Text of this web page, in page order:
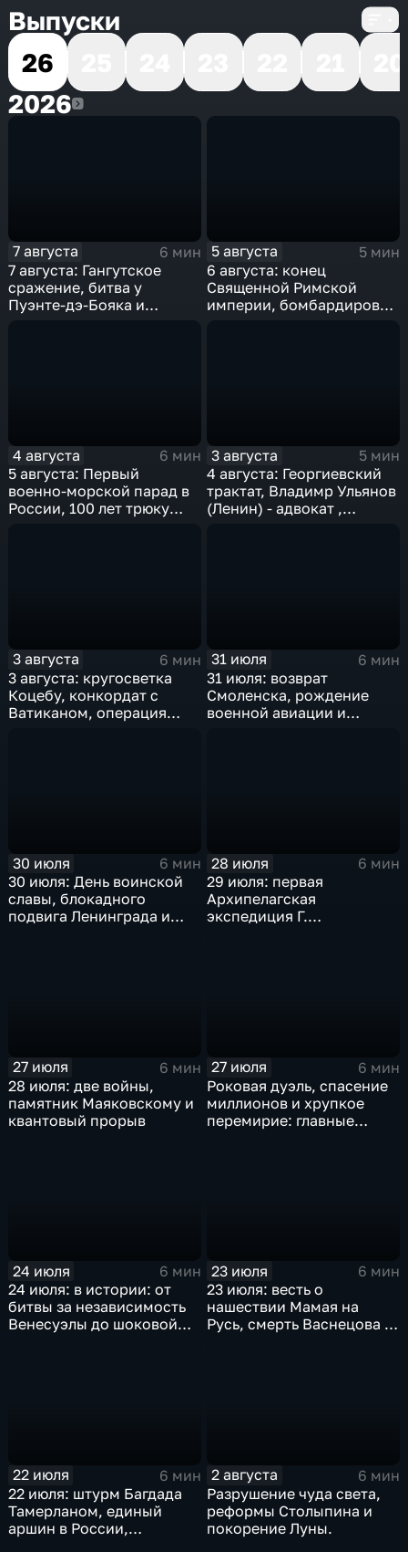
Выпуски
26
20262026
7 августа
6 мин
7 августа: Гангутское
сражение, битва у
Пуэнте-дэ-Бояка и
5 августа
5 мин
6 августа: конец
Священной Римской
империи, бомбардировка
4 августа
6 мин
5 августа: Первый
военно-морской парад в
России, 100 лет трюку
3 августа
5 мин
4 августа: Георгиевский
трактат, Владимр Ульянов
(Ленин) - адвокат ,
3 августа
6 мин
3 августа: кругосветка
Коцебу, конкордат с
Ватиканом, операция
31 июля
6 мин
31 июля: возврат
Смоленска, рождение
военной авиации и
30 июля
6 мин
30 июля: День воинской
славы, блокадного
подвига Ленинграда и
28 июля
6 мин
29 июля: первая
Архипелагская
экспедиция Г.
27 июля
6 мин
28 июля: две войны,
памятник Маяковскому и
квантовый прорыв
27 июля
6 мин
Роковая дуэль, спасение
миллионов и хрупкое
перемирие: главные
24 июля
6 мин
24 июля: в истории: от
битвы за независимость
Венесуэлы до шоковой
23 июля
6 мин
23 июля: весть о
нашествии Мамая на
Русь, смерть Васнецова и
22 июля
6 мин
22 июля: штурм Багдада
Тамерланом, единый
аршин в России,
2 августа
6 мин
Разрушение чуда света,
реформы Столыпина и
покорение Луны.